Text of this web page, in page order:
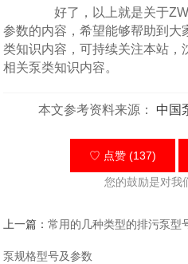
好了，以上就是关于ZW
参数的内容，希望能够帮助到大
类知识内容，可持续关注本站，
相关泵类知识内容。
本文参考资料来源： 中国
♡ 点赞 (137)
您的鼓励是对我
上一篇：常用的几种类型的排污泵型
泵规格型号及参数